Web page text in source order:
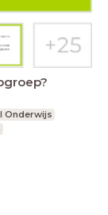
Onderwijs